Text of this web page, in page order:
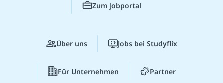
Zum Jobportal
Über uns Jobs bei Studyflix
Für Unternehmen Partner